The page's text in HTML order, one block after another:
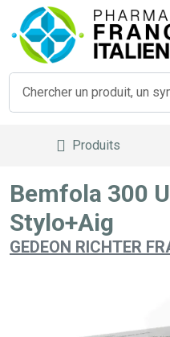
Produits
Bemfola 300
Stylo+Aig
GEDEON RICHTER